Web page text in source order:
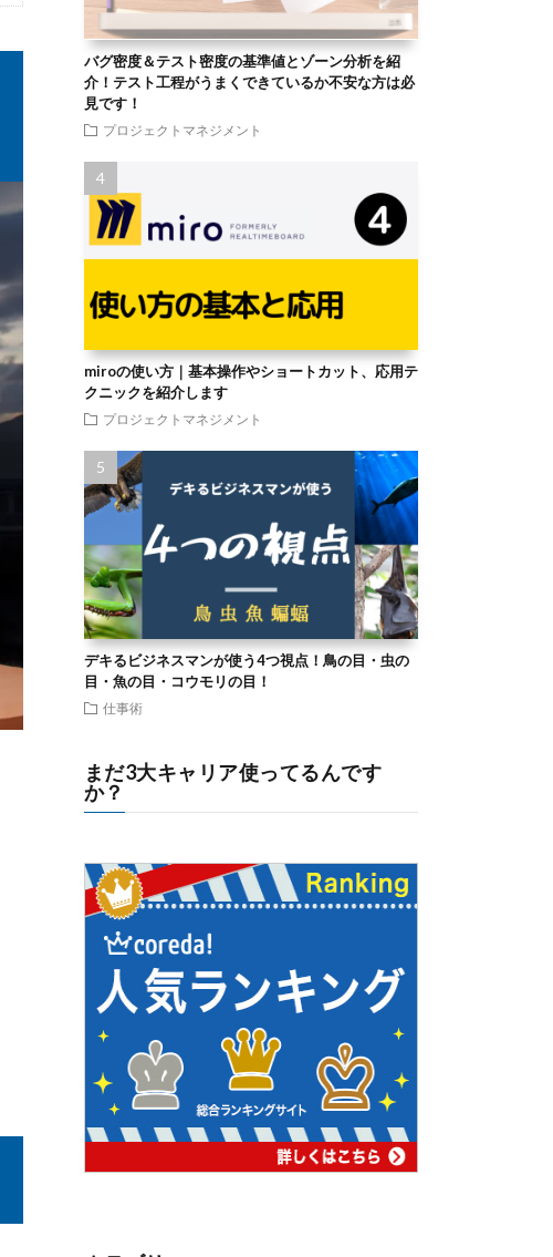
バグ密度＆テスト密度の基準値とゾーン分析を紹
介！テスト工程がうまくできているか不安な方は必
見です！
プロジェクトマネジメント
miroの使い方｜基本操作やショートカット、応用テ
クニックを紹介します
プロジェクトマネジメント
デキるビジネスマンが使う4つ視点！鳥の目・虫の
目・魚の目・コウモリの目！
仕事術
まだ3大キャリア使ってるんです
か？